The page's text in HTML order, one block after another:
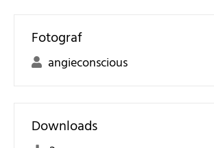
Fotograf
angieconscious
Downloads